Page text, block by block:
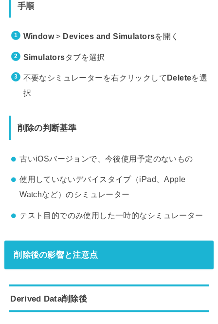
手順
Window> Devices and Simulatorsを開く
Simulatorsタブを選択
不要なシミュレーターを右クリックして Deleteを選
択
削除の判断基準
古いiOSバージョンで、今後使用予定のないもの
使用していないデバイスタイプ（iPad、Apple
Watchなど）のシミュレーター
テスト目的でのみ使用した一時的なシミュレーター
削除後の影響と注意点
Derived Data削除後